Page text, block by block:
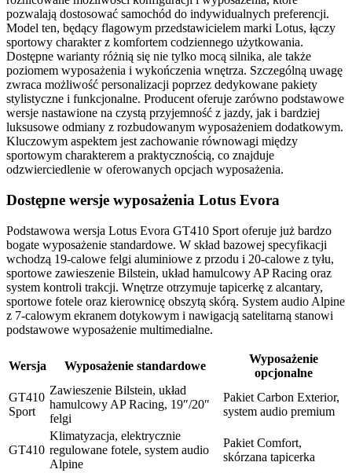
pozwalają dostosować samochód do indywidualnych preferencji.
Model ten, będący flagowym przedstawicielem marki Lotus, łączy
sportowy charakter z komfortem codziennego użytkowania.
Dostępne warianty różnią się nie tylko mocą silnika, ale także
poziomem wyposażenia i wykończenia wnętrza. Szczególną uwagę
zwraca możliwość personalizacji poprzez dedykowane pakiety
stylistyczne i funkcjonalne. Producent oferuje zarówno podstawowe
wersje nastawione na czystą przyjemność z jazdy, jak i bardziej
luksusowe odmiany z rozbudowanym wyposażeniem dodatkowym.
Kluczowym aspektem jest zachowanie równowagi między
sportowym charakterem a praktycznością, co znajduje
odzwierciedlenie w oferowanych opcjach wyposażenia.
Dostępne wersje wyposażenia Lotus Evora
Podstawowa wersja Lotus Evora GT410 Sport oferuje już bardzo
bogate wyposażenie standardowe. W skład bazowej specyfikacji
wchodzą 19-calowe felgi aluminiowe z przodu i 20-calowe z tyłu,
sportowe zawieszenie Bilstein, układ hamulcowy AP Racing oraz
system kontroli trakcji. Wnętrze otrzymuje tapicerkę z alcantary,
sportowe fotele oraz kierownicę obszytą skórą. System audio Alpine
z 7-calowym ekranem dotykowym i nawigacją satelitarną stanowi
podstawowe wyposażenie multimedialne.
Wersja Wyposażenie standardowe
Wyposażenie
opcjonalne
GT410
Sport
Zawieszenie Bilstein, układ
hamulcowy AP Racing, 19″/20″
felgi
Pakiet Carbon Exterior,
system audio premium
GT410
Klimatyzacja, elektrycznie
regulowane fotele, system audio
Alpine
Pakiet Comfort,
skórzana tapicerka